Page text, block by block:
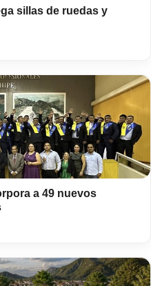
sillas de ruedas y
a 49 nuevos